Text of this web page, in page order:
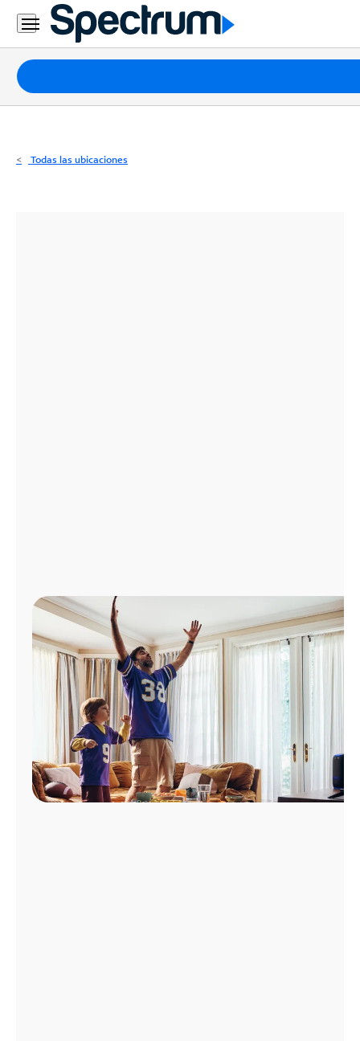
Residencial
Business
Paquetes
Internet
Todas las ubicaciones